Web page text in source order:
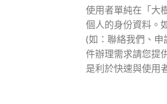
使用者單純在「大
個人的身份資料。
(如：聯絡我們、
件辦理需求請您提
是利於快速與使用